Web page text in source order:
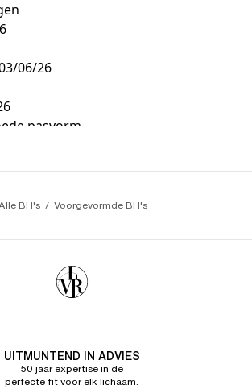
06/26
pasvorm
BH's Voorgevormde BH's
UITMUNTEND IN ADVIES
50 jaar expertise in de
perfecte fit voor elk lichaam.